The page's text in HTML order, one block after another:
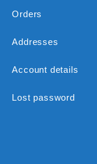
Orders
Addresses
Account details
Lost password